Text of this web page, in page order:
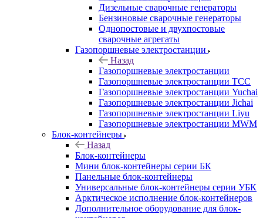
Дизельные сварочные генераторы
Бензиновые сварочные генераторы
Однопостовые и двухпостовые
сварочные агрегаты
Газопоршневые электростанции
Назад
Газопоршневые электростанции
Газопоршневые электростанции ТСС
Газопоршневые электростанции Yuchai
Газопоршневые электростанции Jichai
Газопоршневые электростанции Liyu
Газопоршневые электростанции MWM
Блок-контейнеры
Назад
Блок-контейнеры
Мини блок-контейнеры серии БК
Панельные блок-контейнеры
Универсальные блок-контейнеры серии УБК
Арктическое исполнение блок-контейнеров
Дополнительное оборудование для блок-